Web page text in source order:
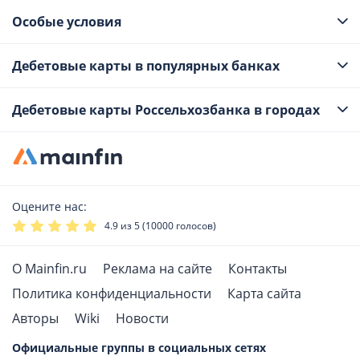
Особые условия
Дебетовые карты в популярных банках
Дебетовые карты Россельхозбанка в городах
Оцените нас:
4.9 из 5 (10000 голосов)
О Mainfin.ru Реклама на сайте
Контакты
Политика конфиденциальности
Карта сайта
Авторы
Wiki Новости
Официальные группы в социальных сетях